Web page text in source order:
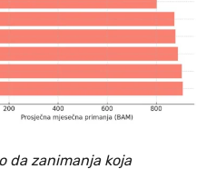
da zanimanja koja